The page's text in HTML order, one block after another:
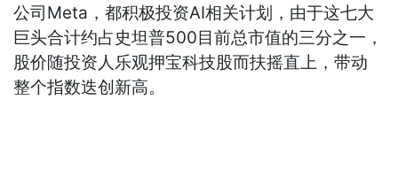
公司Meta，都积极投资AI相关计划，由于这七大
巨头合计约占史坦普500目前总市值的三分之一，
股价随投资人乐观押宝科技股而扶摇直上，带动
整个指数迭创新高。